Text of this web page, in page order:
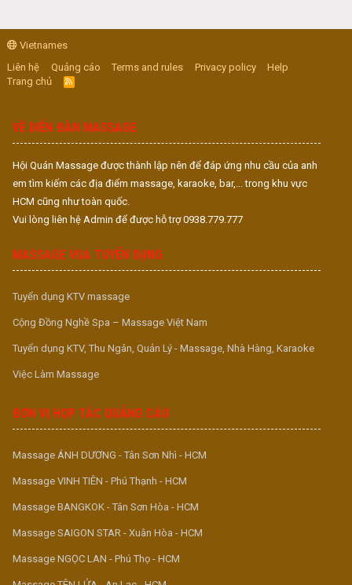
Vietnames
Liên hệ
Quảng cáo Terms and rules Privacy policy
Help
Trang chủ
R
S
VỀ DIỄN ĐÀN MASSAGE
Hội Quán Massage được thành lập nên để đáp ứng nhu cầu của anh
em tìm kiếm các địa điểm massage, karaoke, bar,... trong khu vực
HCM cũng như toàn quốc.
Vui lòng liên hệ Admin để được hỗ trợ 0938.779.777
MASSAGE VUA TUYỂN DỤNG
Tuyển dụng KTV massage
Cộng Đồng Nghề Spa – Massage Việt Nam
Tuyển dụng KTV, Thu Ngân, Quản Lý - Massage, Nhà Hàng, Karaoke
Việc Làm Massage
ĐƠN VỊ HỢP TÁC QUẢNG CÁO
Massage ÁNH DƯƠNG - Tân Sơn Nhì - HCM
Massage VINH TIÊN - Phú Thạnh - HCM
Massage BANGKOK - Tân Sơn Hòa - HCM
Massage SAIGON STAR - Xuân Hòa - HCM
Massage NGỌC LAN - Phú Thọ - HCM